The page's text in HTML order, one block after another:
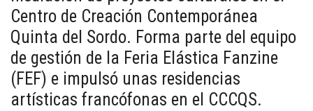
Centro de Creación Contemporánea
Quinta del Sordo. Forma parte del equipo
de gestión de la Feria Elástica Fanzine
(FEF) e impulsó unas residencias
artísticas francófonas en el CCCQS.